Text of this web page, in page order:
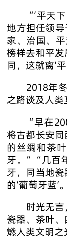
“‘平天
地方担任领
家、治国、
榜样去和平
同，这就离‘
2018年
之路谈及人类
“早在
将古都长安
的丝绸和茶
牙。”“几百
牙，同当地
的‘葡萄牙蓝’
时光无言
瓷器、茶叶
燃人类文明之